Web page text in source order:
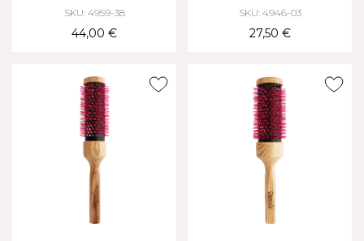
SKU: 4959-38
44,00 €
SKU: 4946-03
27,50 €